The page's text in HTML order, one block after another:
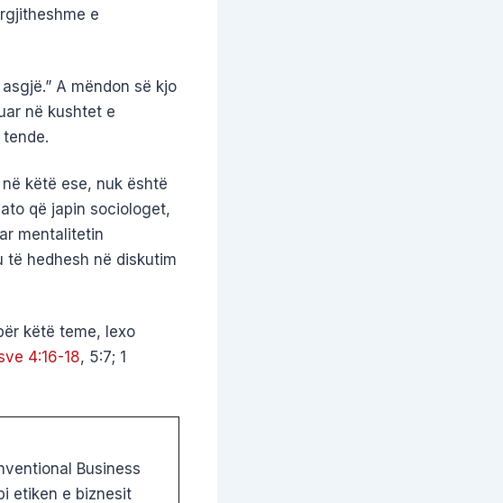
e
A mëndon së kjo
në kushtet e
këtë ese, nuk është
që japin sociologet,
mentalitetin
të hedhesh në diskutim
këtë teme, lexo
4:16-18, 5:7; 1
Business
etiken e biznesit